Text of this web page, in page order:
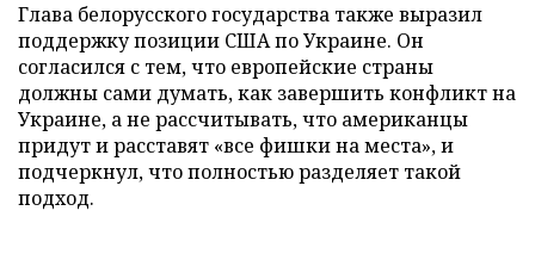
Глава белорусского государства также выразил
поддержку позиции США по Украине. Он
согласился с тем, что европейские страны
должны сами думать, как завершить конфликт на
Украине, а не рассчитывать, что американцы
придут и расставят «все фишки на места», и
подчеркнул, что полностью разделяет такой
подход.